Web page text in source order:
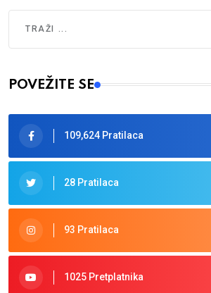
Type 2 or more characters for results.
POVEŽITE SE
109,624 Pratilaca
28 Pratilaca
93 Pratilaca
1025 Pretplatnika